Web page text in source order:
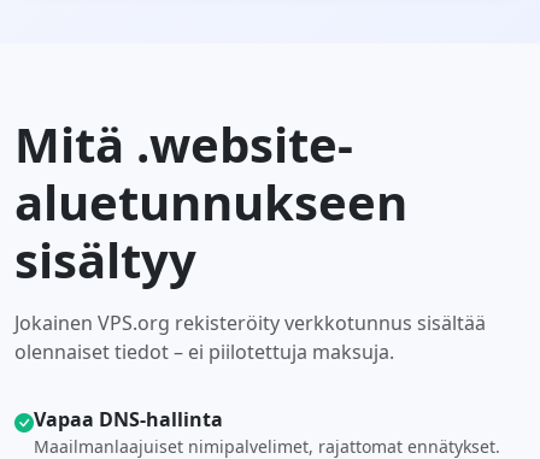
Mitä .website-
aluetunnukseen
sisältyy
Jokainen VPS.org rekisteröity verkkotunnus sisältää
olennaiset tiedot – ei piilotettuja maksuja.
Vapaa DNS-hallinta
Maailmanlaajuiset nimipalvelimet, rajattomat ennätykset.